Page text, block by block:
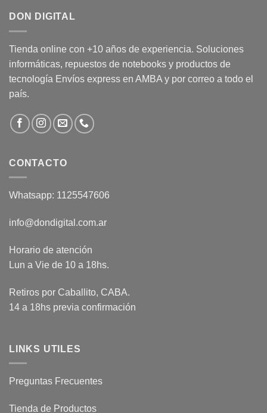
DON DIGITAL
Tienda online con +10 años de experiencia. Soluciones
informáticas, repuestos de notebooks y productos de
tecnología Envíos express en AMBA y por correo a todo el
país.
CONTACTO
Whatsapp: 1125547606
info@dondigital.com.ar
Horario de atención
Lun a Vie de 10 a 18hs.
Retiros por Caballito, CABA.
14 a 18hs previa confirmación
LINKS UTILES
Preguntas Frecuentes
Tienda de Productos